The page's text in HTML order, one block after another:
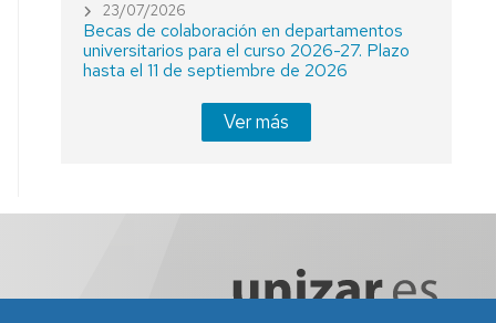
23/07/2026
Becas de colaboración en departamentos
universitarios para el curso 2026-27. Plazo
hasta el 11 de septiembre de 2026
Ver más